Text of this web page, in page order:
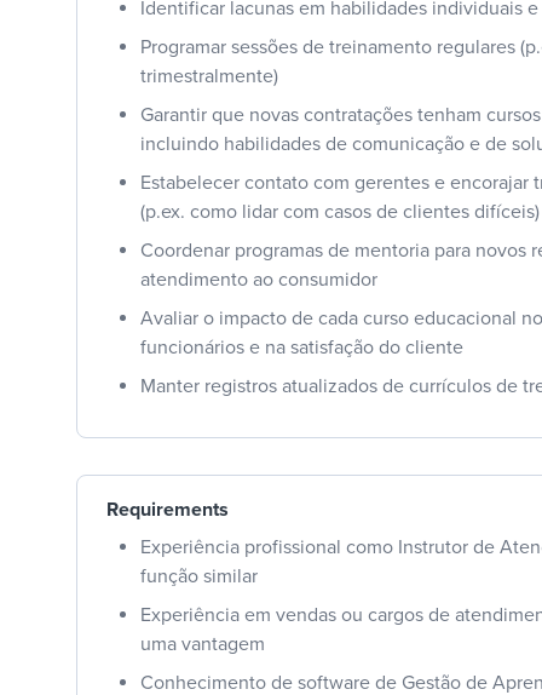
Identificar lacunas em habilidades individuais
Programar sessões de treinamento regulares
trimestralmente)
Garantir que novas contratações tenham
incluindo habilidades de comunicação e de
Estabelecer contato com gerentes e encorajar
(p.ex. como lidar com casos de clientes difíceis)
Coordenar programas de mentoria para novos
atendimento ao consumidor
Avaliar o impacto de cada curso educacional
funcionários e na satisfação do cliente
Manter registros atualizados de currículos de
Requirements
Experiência profissional como Instrutor de
função similar
Experiência em vendas ou cargos de
uma vantagem
Conhecimento de software de Gestão de